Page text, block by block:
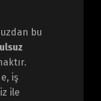
bu
iş
ile